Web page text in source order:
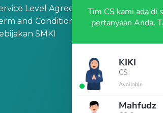
Level Agreement
and Conditions
SMKI
Jakarta
Tim CS kami ada di
pertanyaan Anda.
KIKI
CS
Available
Mahfudz